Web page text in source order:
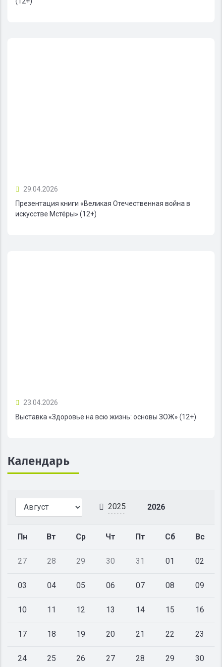
29.04.2026
Презентация книги «Великая Отечественная война в
искусстве Мстёры» (12+)
23.04.2026
Выставка «Здоровье на всю жизнь: основы ЗОЖ» (12+)
Календарь
2025 2026
Пн Вт Ср Чт Пт Сб Вс
27 28 29 30 31 01 02
03 04 05 06 07 08 09
10 11 12 13 14 15 16
17 18 19 20 21 22 23
24 25 26 27 28 29 30